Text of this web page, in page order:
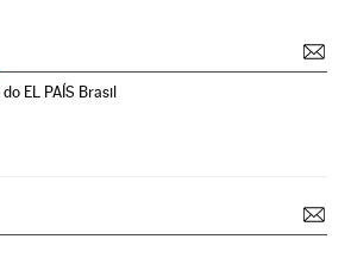
EL PAÍS Brasil